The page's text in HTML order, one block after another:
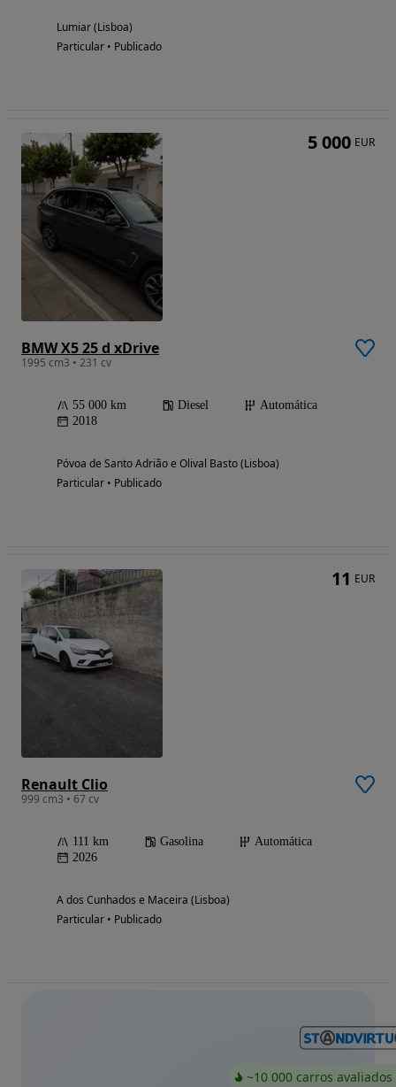
Lumiar (Lisboa)
Particular • Publicado
BMW X5 25 d xDrive
1995 cm3 • 231 cv
55 000 km Diesel
Automática
2018
Póvoa de Santo Adrião e Olival Basto (Lisboa)
Particular • Publicado
5 000 EUR
Renault Clio
999 cm3 • 67 cv
111 km Gasolina
Automática
2026
A dos Cunhados e Maceira (Lisboa)
Particular • Publicado
11 EUR
~10 000 carros